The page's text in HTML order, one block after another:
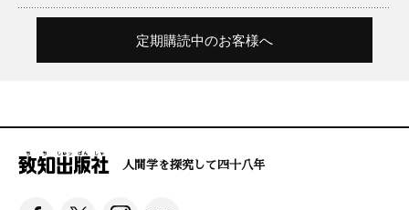
定期購読中のお客様へ
人間学を探究して四十八年